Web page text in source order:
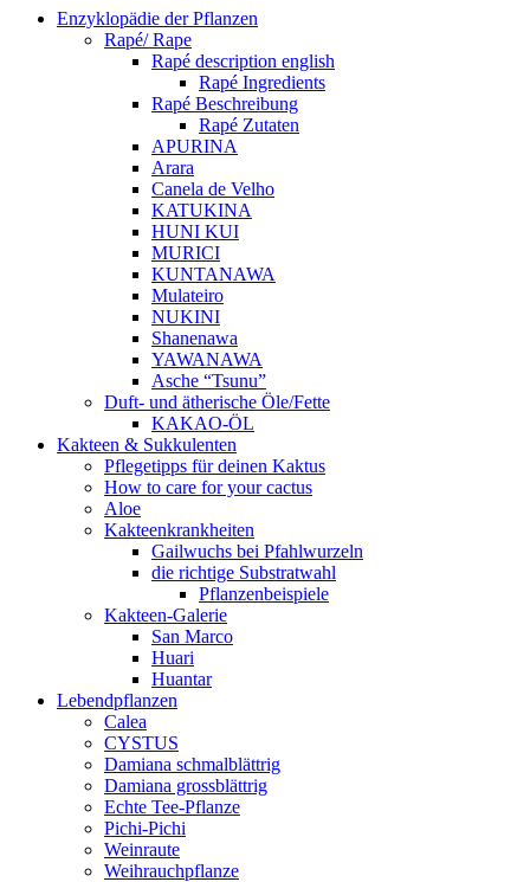
Enzyklopädie der Pflanzen
Rapé/ Rape
Rapé description english
Rapé Ingredients
Rapé Beschreibung
Rapé Zutaten
APURINA
Arara
Canela de Velho
KATUKINA
HUNI KUI
MURICI
KUNTANAWA
Mulateiro
NUKINI
Shanenawa
YAWANAWA
Asche “Tsunu”
Duft- und ätherische Öle/Fette
KAKAO-ÖL
Kakteen & Sukkulenten
Pflegetipps für deinen Kaktus
How to care for your cactus
Aloe
Kakteenkrankheiten
Gailwuchs bei Pfahlwurzeln
die richtige Substratwahl
Pflanzenbeispiele
Kakteen-Galerie
San Marco
Huari
Huantar
Lebendpflanzen
Calea
CYSTUS
Damiana schmalblättrig
Damiana grossblättrig
Echte Tee-Pflanze
Pichi-Pichi
Weinraute
Weihrauchpflanze